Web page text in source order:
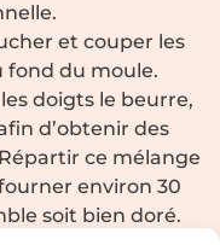
et couper les
fond du moule.
doigts le beurre,
d’obtenir des
ce mélange
environ 30
soit bien doré.